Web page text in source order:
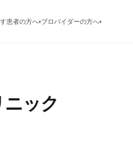
患者の方へ▾プロバイダーの方へ▾
ック